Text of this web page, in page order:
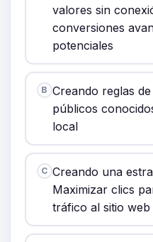
valores sin
conversiones
potenciales
B Creando reglas
públicos
local
C Creando una
Maximizar clics
tráfico al sitio web